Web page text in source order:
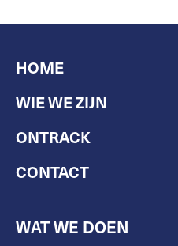
HOME
WIE WE ZIJN
ONTRACK
CONTACT
WAT WE DOEN